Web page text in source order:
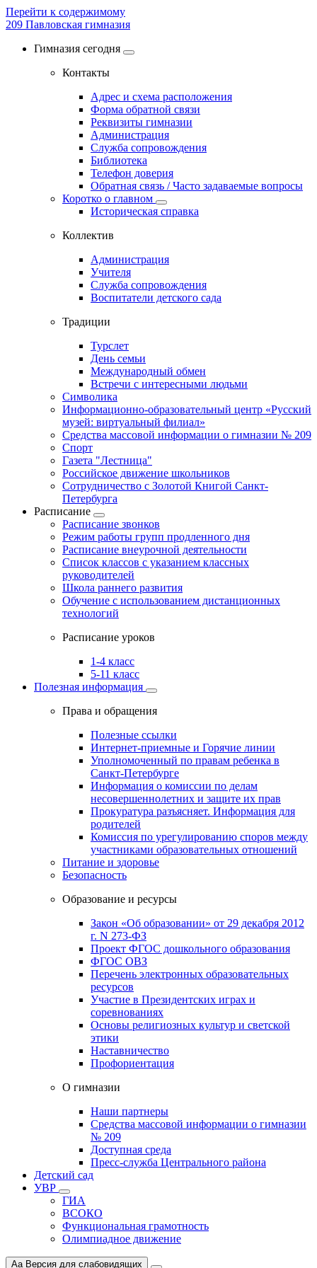
Перейти к содержимому
209 Павловская гимназия
Гимназия сегодня
Контакты
Адрес и схема расположения
Форма обратной связи
Реквизиты гимназии
Администрация
Служба сопровождения
Библиотека
Телефон доверия
Обратная связь / Часто задаваемые вопросы
Коротко о главном
Историческая справка
Коллектив
Администрация
Учителя
Служба сопровождения
Воспитатели детского сада
Традиции
Турслет
День семьи
Международный обмен
Встречи с интересными людьми
Символика
Информационно-образовательный центр «Русский
музей: виртуальный филиал»
Средства массовой информации о гимназии № 209
Спорт
Газета "Лестница"
Российское движение школьников
Сотрудничество с Золотой Книгой Санкт-
Петербурга
Расписание
Расписание звонков
Режим работы групп продленного дня
Расписание внеурочной деятельности
Список классов с указанием классных
руководителей
Школа раннего развития
Обучение с использованием дистанционных
технологий
Расписание уроков
1-4 класс
5-11 класс
Полезная информация
Права и обращения
Полезные ссылки
Интернет-приемные и Горячие линии
Уполномоченный по правам ребенка в
Санкт-Петербурге
Информация о комиссии по делам
несовершеннолетних и защите их прав
Прокуратура разъясняет. Информация для
родителей
Комиссия по урегулированию споров между
участниками образовательных отношений
Питание и здоровье
Безопасность
Образование и ресурсы
Закон «Об образовании» от 29 декабря 2012
г. N 273-ФЗ
Проект ФГОС дошкольного образования
ФГОС ОВЗ
Перечень электронных образовательных
ресурсов
Участие в Президентских играх и
соревнованиях
Основы религиозных культур и светской
этики
Наставничество
Профориентация
О гимназии
Наши партнеры
Средства массовой информации о гимназии
№ 209
Доступная среда
Пресс-служба Центрального района
Детский сад
УВР
ГИА
ВСОКО
Функциональная грамотность
Олимпиадное движение
Aa Версия для слабовидящих